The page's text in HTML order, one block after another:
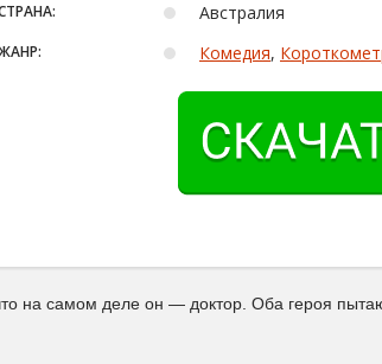
Австралия
Комедия,
на самом деле он — доктор. Оба героя